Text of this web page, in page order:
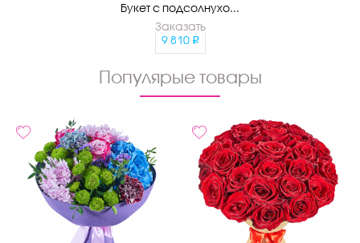
Букет с подсолнухо...
Заказать
9 810
Популярые товары